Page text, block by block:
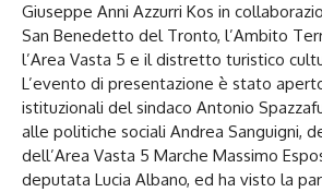
Giuseppe Anni Azzurri Kos in
San Benedetto del Tronto, l’Ambito
l’Area Vasta 5 e il distretto turistico
L’evento di presentazione è stato
istituzionali del sindaco Antonio
alle politiche sociali Andrea Sanguigni,
dell’Area Vasta 5 Marche Massimo
deputata Lucia Albano, ed ha visto la